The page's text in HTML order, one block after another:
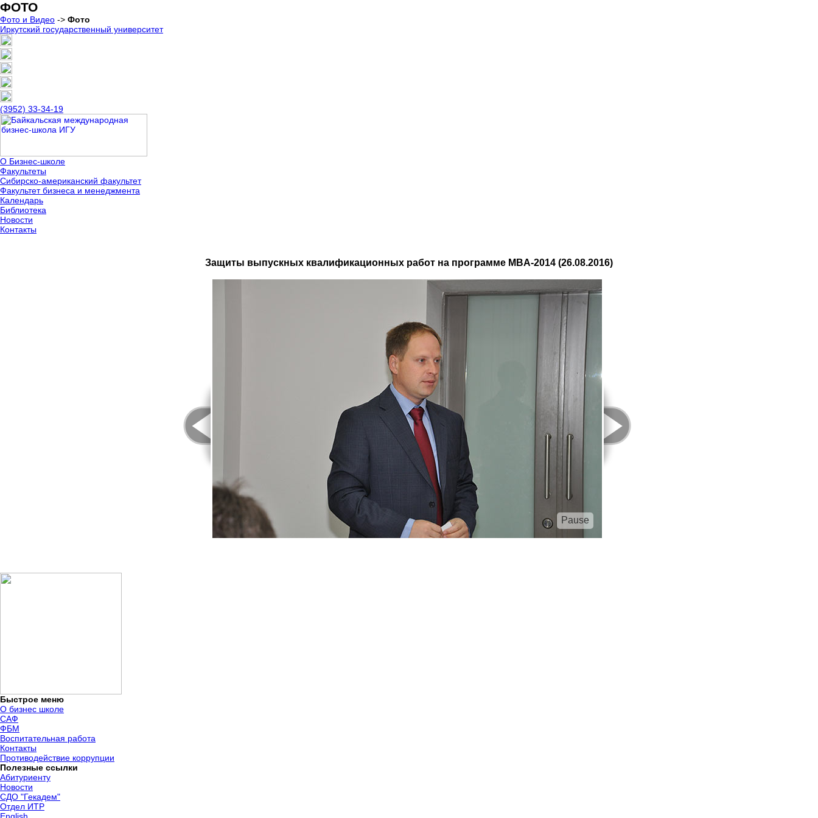
ФОТО
Фото и Видео -> Фото
Иркутский государственный университет
(3952) 33-34-19
О Бизнес-школе
Факультеты
Сибирско-американский факультет
Факультет бизнеса и менеджмента
Календарь
Библиотека
Новости
Контакты
Защиты выпускных квалификационных работ на программе MBA-2014 (26.08.2016)
Pause
Быстрое меню
О бизнес школе
САФ
ФБМ
Воспитательная работа
Контакты
Противодействие коррупции
Полезные ссылки
Абитуриенту
Новости
СДО "Гекадем"
Отдел ИТР